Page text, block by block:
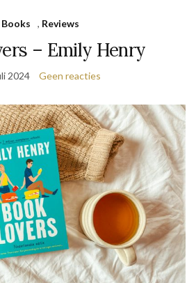
Books , Reviews
– Emily Henry
2024 Geen reacties